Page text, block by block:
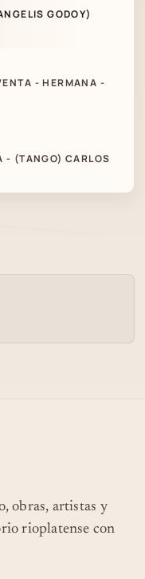
GODOY)
-
- (TANGO) CARLOS
- TANGO
obras, artistas y
rioplatense con